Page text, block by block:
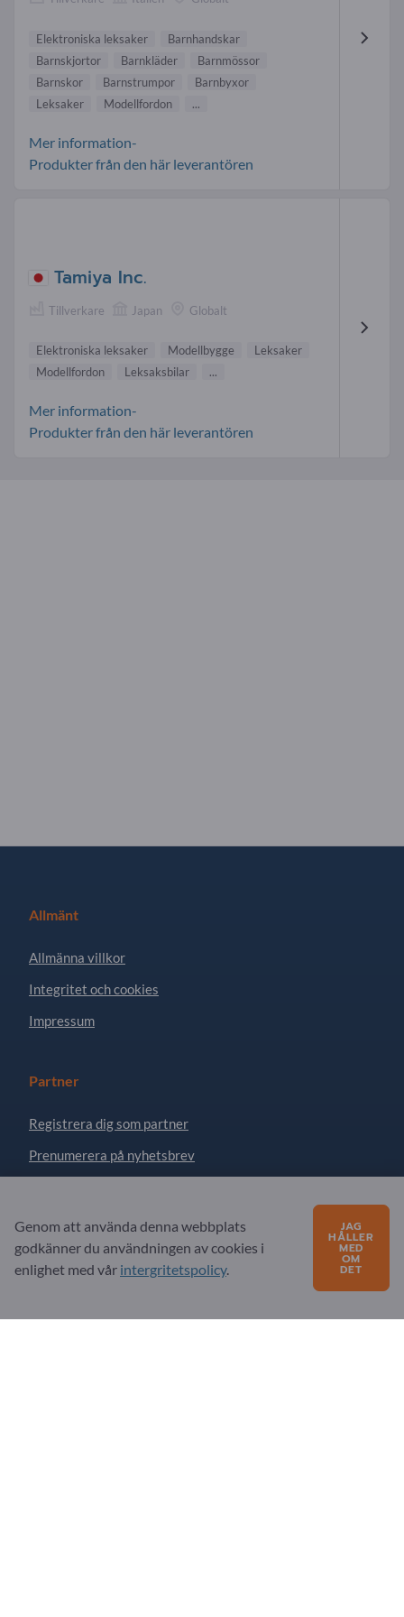
Elektroniska leksaker
Barnhandskar
Barnskjortor
Barnkläder
Barnmössor
Barnskor
Barnstrumpor
Barnbyxor
Leksaker
Modellfordon ...
Mer information-
Produkter från den här leverantören
Tamiya Inc.
Tillverkare Japan Globalt
Elektroniska leksaker Modellbygge
Leksaker
Modellfordon
Leksaksbilar ...
Mer information-
Produkter från den här leverantören
Allmänt
Allmänna villkor
Integritet och cookies
Impressum
Partner
Registrera dig som partner
Prenumerera på nyhetsbrev
FAQ
Om oss
Genom att använda denna webbplats
godkänner du användningen av cookies i
enlighet med vår intergritetspolicy.
JAG
HÅLLER
MED
OM
DET